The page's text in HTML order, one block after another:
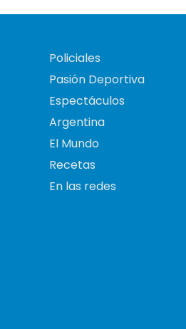
Policiales
Pasión Deportiva
Espectáculos
Argentina
El Mundo
Recetas
En las redes